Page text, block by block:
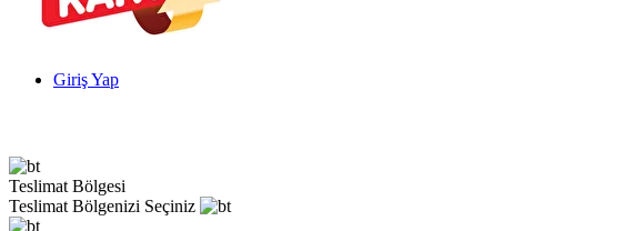
Giriş Yap
Teslimat Bölgesi
Teslimat Bölgenizi Seçiniz